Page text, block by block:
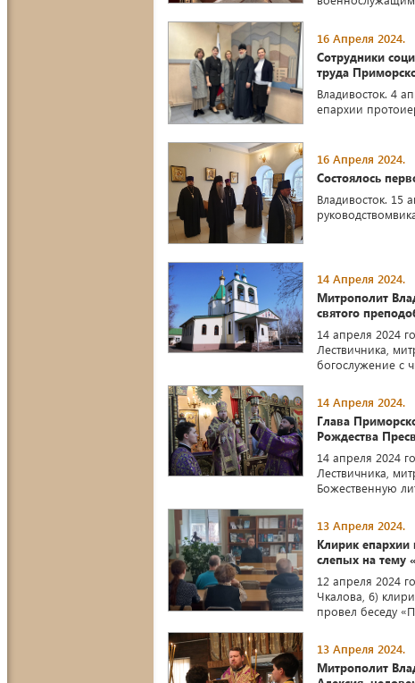
16 Апреля 2024.
Сотрудники
труда
Владивосток. 4
епархии
16 Апреля 2024.
Состоялось
Владивосток. 15
14 Апреля 2024.
Митрополит
святого
14 апреля 2024
Лествичника,
богослужение с
14 Апреля 2024.
Глава
Рождества
14 апреля 2024
Лествичника,
Божественную
13 Апреля 2024.
Клирик епархии
слепых на тему
12 апреля 2024
Чкалова, 6)
провел беседу
13 Апреля 2024.
Митрополит